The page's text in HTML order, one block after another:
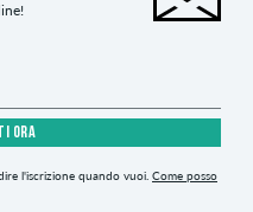
ORA
l'iscrizione quando vuoi. Come posso